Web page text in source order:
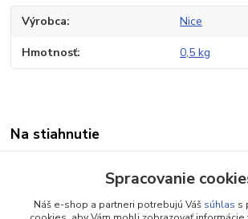
Výrobca Nice
Hmotnosť 0,5 kg
Na stiahnutie
Spracovanie
Náš e-shop a partneri potrebujú Váš súhlas s